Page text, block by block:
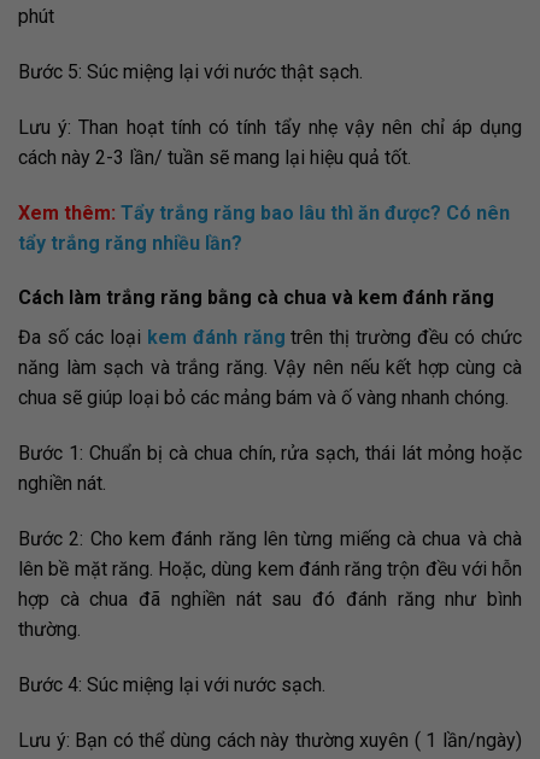
phút
Bước 5: Súc miệng lại với nước thật sạch.
Lưu ý: Than hoạt tính có tính tẩy nhẹ vậy nên chỉ áp dụng
cách này 2-3 lần/ tuần sẽ mang lại hiệu quả tốt.
Xem thêm: Tẩy trắng răng bao lâu thì ăn được? Có nên
tẩy trắng răng nhiều lần?
Cách làm trắng răng bằng cà chua và kem đánh răng
Đa số các loại kem đánh răng trên thị trường đều có chức
năng làm sạch và trắng răng. Vậy nên nếu kết hợp cùng cà
chua sẽ giúp loại bỏ các mảng bám và ố vàng nhanh chóng.
Bước 1: Chuẩn bị cà chua chín, rửa sạch, thái lát mỏng hoặc
nghiền nát.
Bước 2: Cho kem đánh răng lên từng miếng cà chua và chà
lên bề mặt răng. Hoặc, dùng kem đánh răng trộn đều với hỗn
hợp cà chua đã nghiền nát sau đó đánh răng như bình
thường.
Bước 4: Súc miệng lại với nước sạch.
Lưu ý: Bạn có thể dùng cách này thường xuyên ( 1 lần/ngày)